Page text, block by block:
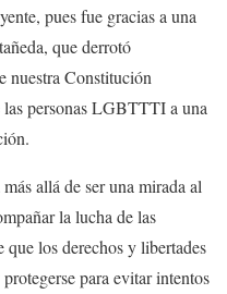
pues fue gracias a una
que derrotó
nuestra Constitución
personas LGBTTTI a una
allá de ser una mirada al
la lucha de las
los derechos y libertades
para evitar intentos